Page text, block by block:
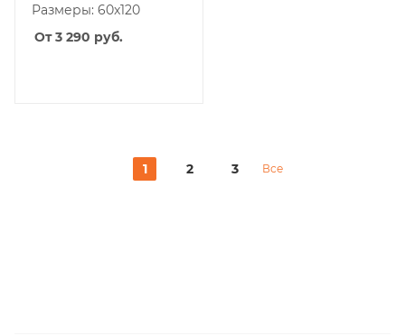
Размеры: 60x120
От 3 290 руб.
1 2 3 Все